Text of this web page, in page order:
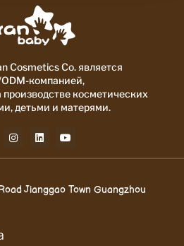
Cosmetics Co. является
компанией,
косметических
детьми и матерями.
Jianggao Town Guangzhou